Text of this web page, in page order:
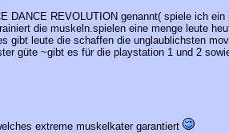
DANCE REVOLUTION genannt( spiele ich ein
die muskeln.spielen eine menge leute
gibt leute die schaffen die unglaublichsten
güte ~gibt es für die playstation 1 und 2
extreme muskelkater garantiert